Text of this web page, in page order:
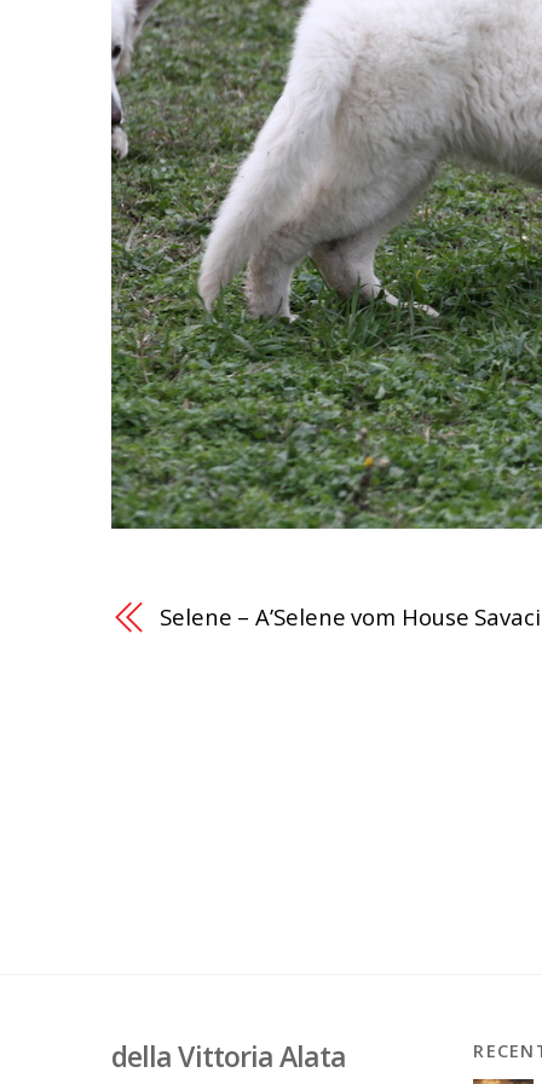
Selene – A’Selene vom House
della Vittoria Alata